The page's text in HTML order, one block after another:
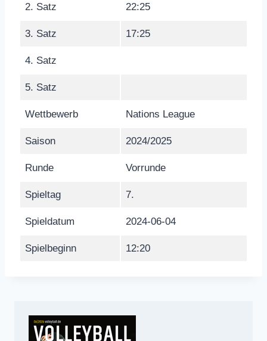
2. Satz 22:25
3. Satz 17:25
4. Satz
5. Satz
Wettbewerb Nations League
Saison 2024/2025
Runde Vorrunde
Spieltag 7.
Spieldatum 2024-06-04
Spielbeginn 12:20